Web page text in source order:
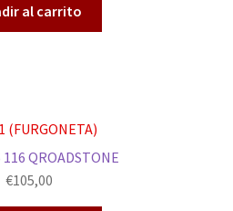
al carrito
(FURGONETA)
QROADSTONE
€105,00